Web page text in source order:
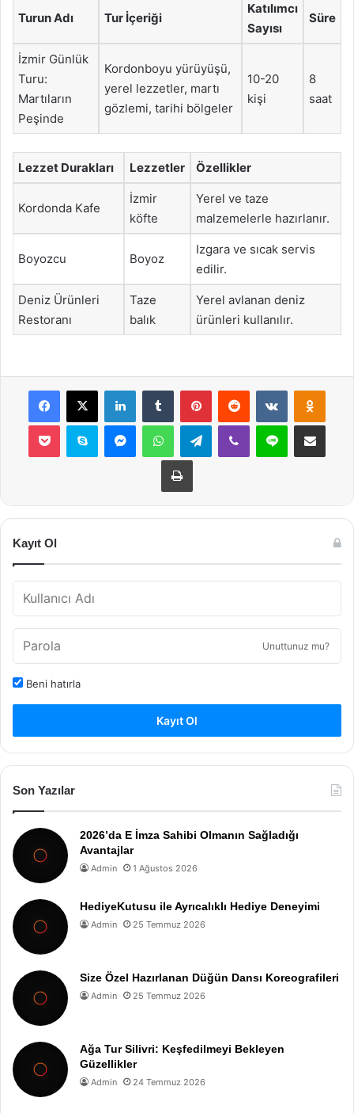
Turun Adı Tur İçeriği
Katılımcı
Sayısı
Süre
İzmir Günlük
Turu:
Martıların
Peşinde
Kordonboyu yürüyüşü,
yerel lezzetler, martı
gözlemi, tarihi bölgeler
10-20
kişi
8
saat
Lezzet Durakları Lezzetler Özellikler
Kordonda Kafe
İzmir
köfte
Yerel ve taze
malzemelerle hazırlanır.
Boyozcu Boyoz
Izgara ve sıcak servis
edilir.
Deniz Ürünleri
Restoranı
Taze
balık
Yerel avlanan deniz
ürünleri kullanılır.
Facebook
X LinkedInTumblr PinterestReddit VKontakte
Pocket Skype MessengerWhatsAppTelegramViber Line E-Posta ile
Yazdır
Kayıt Ol
Unuttunuz mu?
Beni hatırla
Kayıt Ol
Son Yazılar
2026’da E İmza Sahibi Olmanın Sağladığı
Avantajlar
Admin 1 Ağustos 2026
HediyeKutusu ile Ayrıcalıklı Hediye Deneyimi
Admin 25 Temmuz 2026
Size Özel Hazırlanan Düğün Dansı Koreografileri
Admin 25 Temmuz 2026
Ağa Tur Silivri: Keşfedilmeyi Bekleyen
Güzellikler
Admin 24 Temmuz 2026